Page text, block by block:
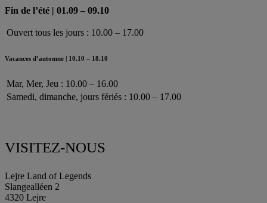
Fin de l’été | 01.09 – 09.10
Ouvert tous les jours : 10.00 – 17.00
Vacances d’automne | 10.10 – 18.10
Mar, Mer, Jeu : 10.00 – 16.00
Samedi, dimanche, jours fériés : 10.00 – 17.00
VISITEZ-NOUS
Lejre Land of Legends
Slangealléen 2
4320 Lejre